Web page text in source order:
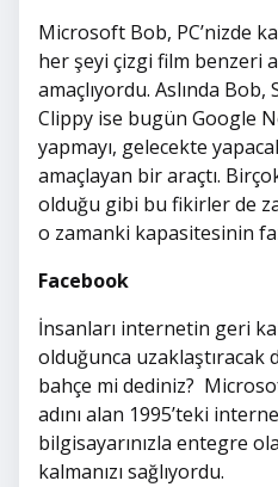
Microsoft Bob, PC’nizde
her şeyi çizgi film benzeri
amaçlıyordu. Aslında Bob,
Clippy ise bugün Google
yapmayı, gelecekte
amaçlayan bir araçtı.
olduğu gibi bu fikirler de
o zamanki kapasitesinin
Facebook
İnsanları internetin geri
olduğunca
bahçe mi dediniz?
adını alan 1995’teki
bilgisayarınızla entegre
kalmanızı sağlıyordu.